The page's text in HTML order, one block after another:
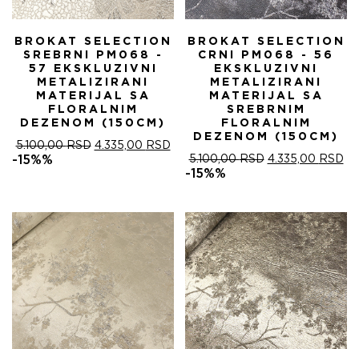
BROKAT SELECTION
SREBRNI PM068 -
57 EKSKLUZIVNI
METALIZIRANI
MATERIJAL SA
FLORALNIM
DEZENOM (150CM)
5.100,00RSD ОРИГИНАЛНА
4.335,00 RSDТРЕНУТНА
ЦЕНА
-15%%
BROKAT SELECTION
CRNI PM068 - 56
EKSKLUZIVNI
METALIZIRANI
MATERIJAL SA
SREBRNIM
FLORALNIM
DEZENOM (150CM)
5.100,00RSD ОРИГИНАЛНА
5.100,00 RSD.
4.335,00 RSD
-15%%